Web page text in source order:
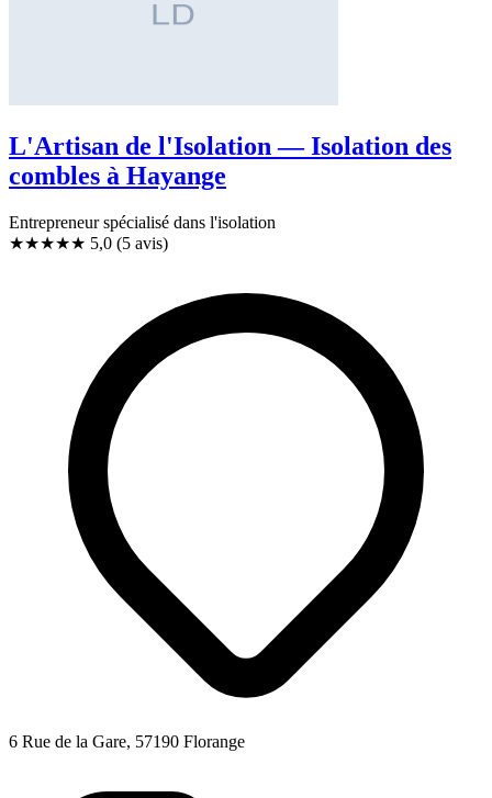
L'Artisan de l'Isolation — Isolation des
combles à Hayange
Entrepreneur spécialisé dans l'isolation
★★★★★ 5,0 (5 avis)
6 Rue de la Gare, 57190 Florange